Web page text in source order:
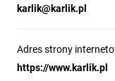
karlik@karlik.pl
Adres strony
https://www.karlik.pl